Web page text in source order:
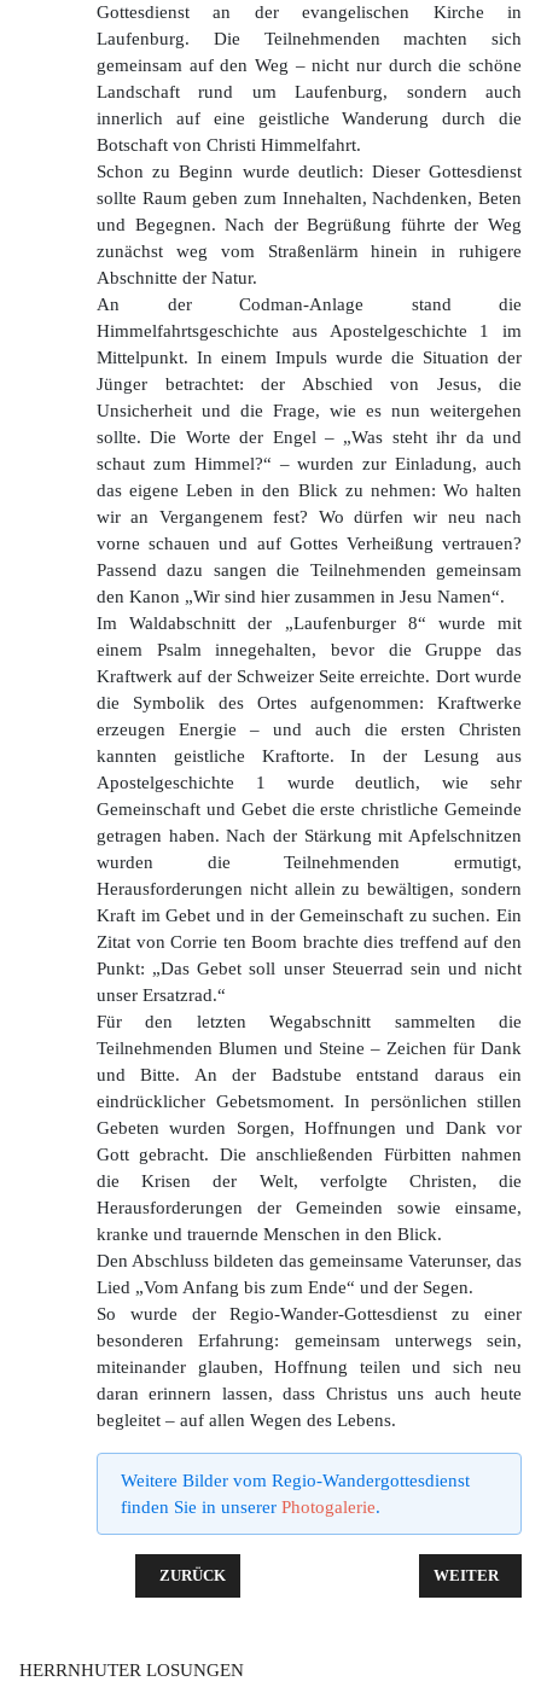
Gottesdienst an der evangelischen Kirche in
Laufenburg. Die Teilnehmenden machten sich
gemeinsam auf den Weg – nicht nur durch die schöne
Landschaft rund um Laufenburg, sondern auch
innerlich auf eine geistliche Wanderung durch die
Botschaft von Christi Himmelfahrt.
Schon zu Beginn wurde deutlich: Dieser Gottesdienst
sollte Raum geben zum Innehalten, Nachdenken, Beten
und Begegnen. Nach der Begrüßung führte der Weg
zunächst weg vom Straßenlärm hinein in ruhigere
Abschnitte der Natur.
An der Codman-Anlage stand die
Himmelfahrtsgeschichte aus Apostelgeschichte 1 im
Mittelpunkt. In einem Impuls wurde die Situation der
Jünger betrachtet: der Abschied von Jesus, die
Unsicherheit und die Frage, wie es nun weitergehen
sollte. Die Worte der Engel – „Was steht ihr da und
schaut zum Himmel?“ – wurden zur Einladung, auch
das eigene Leben in den Blick zu nehmen: Wo halten
wir an Vergangenem fest? Wo dürfen wir neu nach
vorne schauen und auf Gottes Verheißung vertrauen?
Passend dazu sangen die Teilnehmenden gemeinsam
den Kanon „Wir sind hier zusammen in Jesu Namen“.
Im Waldabschnitt der „Laufenburger 8“ wurde mit
einem Psalm innegehalten, bevor die Gruppe das
Kraftwerk auf der Schweizer Seite erreichte. Dort wurde
die Symbolik des Ortes aufgenommen: Kraftwerke
erzeugen Energie – und auch die ersten Christen
kannten geistliche Kraftorte. In der Lesung aus
Apostelgeschichte 1 wurde deutlich, wie sehr
Gemeinschaft und Gebet die erste christliche Gemeinde
getragen haben. Nach der Stärkung mit Apfelschnitzen
wurden die Teilnehmenden ermutigt,
Herausforderungen nicht allein zu bewältigen, sondern
Kraft im Gebet und in der Gemeinschaft zu suchen. Ein
Zitat von Corrie ten Boom brachte dies treffend auf den
Punkt: „Das Gebet soll unser Steuerrad sein und nicht
unser Ersatzrad.“
Für den letzten Wegabschnitt sammelten die
Teilnehmenden Blumen und Steine – Zeichen für Dank
und Bitte. An der Badstube entstand daraus ein
eindrücklicher Gebetsmoment. In persönlichen stillen
Gebeten wurden Sorgen, Hoffnungen und Dank vor
Gott gebracht. Die anschließenden Fürbitten nahmen
die Krisen der Welt, verfolgte Christen, die
Herausforderungen der Gemeinden sowie einsame,
kranke und trauernde Menschen in den Blick.
Den Abschluss bildeten das gemeinsame Vaterunser, das
Lied „Vom Anfang bis zum Ende“ und der Segen.
So wurde der Regio-Wander-Gottesdienst zu einer
besonderen Erfahrung: gemeinsam unterwegs sein,
miteinander glauben, Hoffnung teilen und sich neu
daran erinnern lassen, dass Christus uns auch heute
begleitet – auf allen Wegen des Lebens.
Weitere Bilder vom Regio-Wandergottesdienst
finden Sie in unserer Photogalerie.
VORHERIGER BEITRAG: ÖKUMENISCHER
ZURÜCK NÄCHSTER
WEITER
HERRNHUTER LOSUNGEN